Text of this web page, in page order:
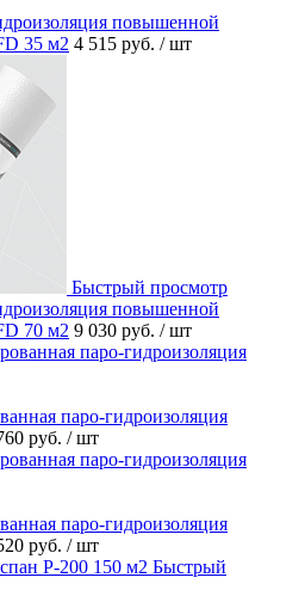
повышенной
35 м2 4 515 руб. / шт
Быстрый просмотр
повышенной
70 м2 9 030 руб. / шт
паро-гидроизоляция
руб. / шт
паро-гидроизоляция
руб. / шт
Быстрый